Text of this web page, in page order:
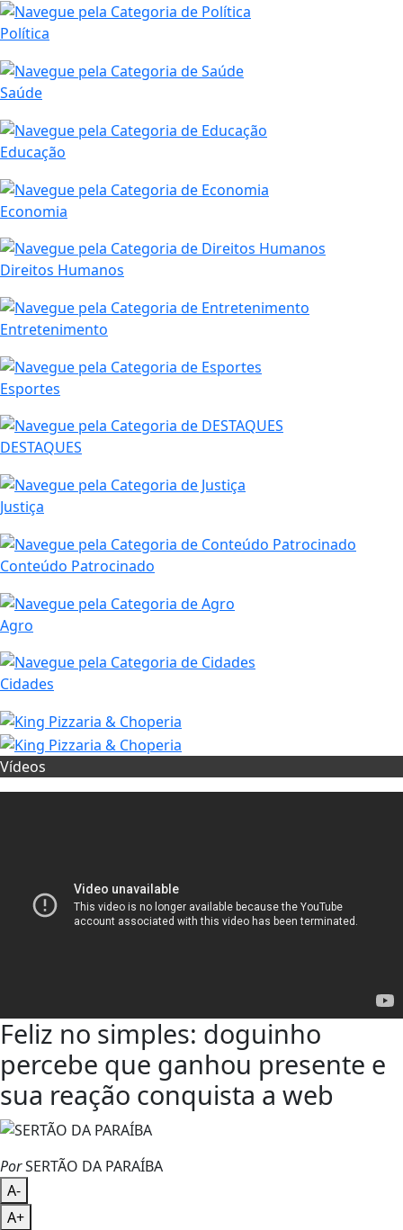
Política
Saúde
Educação
Economia
Direitos Humanos
Entretenimento
Esportes
DESTAQUES
Justiça
Conteúdo Patrocinado
Agro
Cidades
Vídeos
Feliz no simples: doguinho
percebe que ganhou presente e
sua reação conquista a web
PorSERTÃO DA PARAÍBA
A-
A+